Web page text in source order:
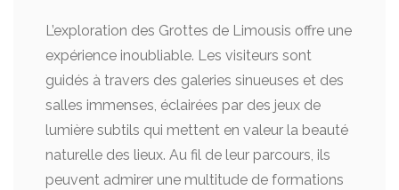
L’exploration des Grottes de Limousis offre une
expérience inoubliable. Les visiteurs sont
guidés à travers des galeries sinueuses et des
salles immenses, éclairées par des jeux de
lumière subtils qui mettent en valeur la beauté
naturelle des lieux. Au fil de leur parcours, ils
peuvent admirer une multitude de formations